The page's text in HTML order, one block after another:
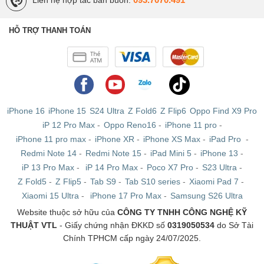
HỖ TRỢ THANH TOÁN
iPhone 16 iPhone 15 S24 Ultra Z Fold6 Z Flip6 Oppo Find X9 Pro
iP 12 Pro Max- Oppo Reno16 - iPhone 11 pro-
iPhone 11 pro max- iPhone XR - iPhone XS Max- iPad Pro -
Redmi Note 14 - Redmi Note 15 - iPad Mini 5 - iPhone 13 -
iP 13 Pro Max - iP 14 Pro Max - Poco X7 Pro - S23 Ultra -
Z Fold5 - Z Flip5 - Tab S9 - Tab S10 series - Xiaomi Pad 7 -
Xiaomi 15 Ultra - iPhone 17 Pro Max- Samsung S26 Ultra
Website thuộc sở hữu của CÔNG TY TNHH CÔNG NGHỆ KỸ
THUẬT VTL - Giấy chứng nhận ĐKKD số 0319050534 do Sở Tài
Chính TPHCM cấp ngày 24/07/2025.